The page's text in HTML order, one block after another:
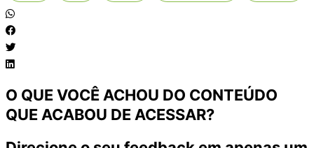
O QUE VOCÊ ACHOU DO CONTEÚDO
QUE ACABOU DE ACESSAR?